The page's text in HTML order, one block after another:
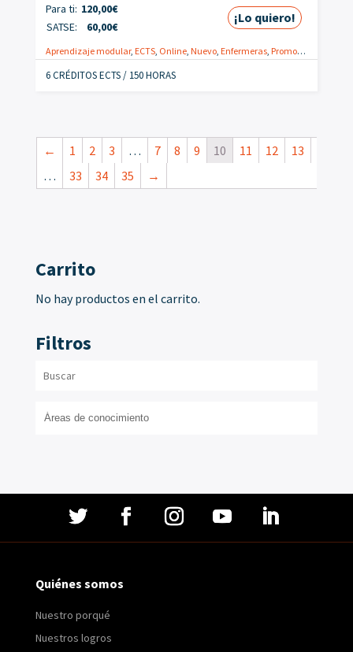
Para ti: 120,00€
SATSE:
60,00€
¡Lo quiero!
Aprendizaje modular, ECTS, Online, Nuevo, Enfermeras, Promoción
6 CRÉDITOS ECTS / 150 HORAS
← 1 2 3 … 7 8 9 10 11 12
13
…
33 34 35 →
Carrito
No hay productos en el carrito.
Filtros
Quiénes somos
Nuestro porqué
Nuestros logros